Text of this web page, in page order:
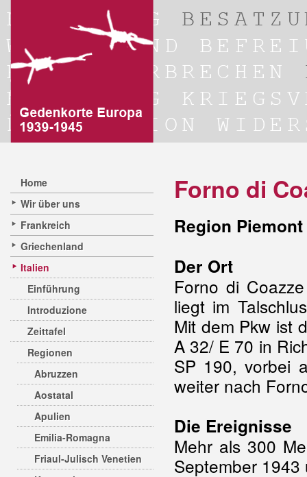
Home
Wir über uns
Frankreich
Griechenland
Italien
Einführung
Introduzione
Zeittafel
Regionen
Abruzzen
Aostatal
Apulien
Emilia-Romagna
Friaul-Julisch Venetien
Forno di
Region
Der Ort
Forno di
liegt im
Mit dem Pkw ist
A 32/ E 70 in
SP 190, vorbei
weiter nach
Die Ereignisse
Mehr als 300
September